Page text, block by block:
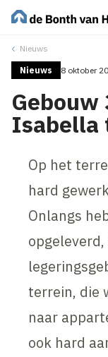
Nieuws
Nieuws 8 oktober
Gebouw
Isabella
Op het
hard
Onlangs
terrein, die
naar
ook hard